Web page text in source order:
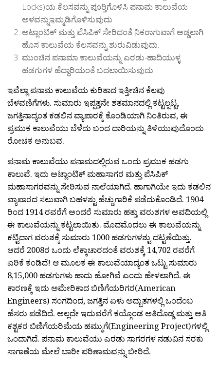
Locks)ಯ ಕೆಲಸವನ್ನು ಪೂರ‍್ತಿಗೊಳಿಸಿ ಪನಾಮ ಕಾಲುವೆಯ
ಅಳವನ್ನುಇಮ್ಮಡಿಗೊಳಿಸುವುದು.
ಅಟ್ಲಾಂಟಿಕ್ ಮತ್ತು ಪೆಸಿಪಿಕ್ ಸೇರಿದಂತೆ ನಿಕರಾಗುವಾಗೆ ಅಡ್ಡಲಾಗಿ
ಹೊಸ ಕಾಲುವೆಯ ಕೆಲಸವನ್ನು ಶುರುವಿಡುವುದು.
ಮುಂಚಿನ ಪನಾಮಾ ಕಾಲುವೆಯನ್ನು ಎರಡು-ಹಾದಿಯುಳ್ಳ
ಹಡಗುಗಳ ಹೆದ್ದಾರಿಯಂತೆ ಬದಲಾಯಿಸುವುದು.
ಇವೆಲ್ಲಾ ಪನಾಮ ಕಾಲುವೆಯ ಕುರಿತಾದ ಇತ್ತೀಚಿನ ಕೆಲವು
ಬೆಳವಣಿಗೆಗಳು. ಸುಮಾರು ಇಪ್ಪತ್ತನೇ ಶತಮಾನದಲ್ಲಿ ಕಟ್ಟಲ್ಪಟ್ಟ,
ಜಗತ್ತಿನಾದ್ಯಂತ ಕಡಲಿನ ವ್ಯಾಪಾರಕ್ಕೆ ಕೊಂಡಿಯಾಗಿ ನಿಂತಿರುವ, ಈ
ಪ್ರಮುಕ ಕಾಲುವೆಯು ಬೆಳೆದು ಬಂದ ದಾರಿಯನ್ನು ತಿಳಿಯುವುದೊಂದು
ರೋಚಕ ಅನುಬವ.
ಪನಾಮ ಕಾಲುವೆಯು ಪನಾಮದಲ್ಲಿರುವ ಒಂದು ಪ್ರಮುಕ ಹಡಗು
ಕಾಲುವೆ. ಇದು ಅಟ್ಲಾಂಟಿಕ್ ಮಹಾಸಾಗರ ಮತ್ತು ಪೆಸಿಪಿಕ್
ಮಹಾಸಾಗರವನ್ನು ಸೇರಿಸುವ ನಾಲೆಯಾಗಿದೆ. ಹಾಗಾಗಿಯೇ ಇದು ಕಡಲಿನ
ವ್ಯಾಪಾರದ ಸಲುವಾಗಿ ಬಹಳಶ್ಟು ಹೆಚ್ಚುಗಾರಿಕೆ ಪಡೆದುಕೊಂಡಿದೆ. 1904
ರಿಂದ 1914 ರವರೆಗೆ ಅಂದರೆ ಸುಮಾರು ಹತ್ತು ವರುಶಗಳ ಅವದಿಯಲ್ಲಿ
ಈ ಕಾಲುವೆಯನ್ನು ಕಟ್ಟಲಾಯಿತು. ಮೊದಮೊದಲು ಈ ಕಾಲುವೆಯನ್ನು
ಕಟ್ಟಿದಾಗ ವರುಶಕ್ಕೆ ಸುಮಾರು 1000 ಹಡಗುಗಳಶ್ಟು ದಟ್ಟಣೆಯಿತ್ತು.
ಆದರೆ 2008ರ ಒಂದು ಲೆಕ್ಕಾಚಾರದಂತೆ ವರುಶಕ್ಕೆ 14,702 ರವರೆಗೆ
ಏರಿಕೆ ಕಂಡಿದೆ! ಆ ಮೂಲಕ ಈ ಕಾಲುವೆಯಾದ್ಯಂತ ಒಟ್ಟು ಸುಮಾರು
8,15,000 ಹಡಗುಗಳು ಹಾದು ಹೋಗಿವೆ ಎಂದು ಹೇಳಲಾಗಿದೆ. ಈ
ಕಾರಣಕ್ಕೆ ಇದು ಅಮೇರಿಕಾದ ಬಿಣಿಗೆಯರಿಗರ(American
Engineers) ಸಂಗದಿಂದ, ಜಗತ್ತಿನ ಏಳು ಅದ್ಬುತಗಳಲ್ಲಿ ಒಂದೆಂಬ
ಹೆಸರು ಪಡೆದಿದೆ. ಅಲ್ಲದೇ ಇದುವರೆಗೆ ಕಯ್ಗೊಂಡ ಅತಿದೊಡ್ಡ ಮತ್ತು ಅತಿ
ಕಶ್ಟಕರ ಬಿಣಿಗೆಯರಿಮೆಯ ಹಮ್ಮುಗೆ(Engineering Project)ಗಳಲ್ಲಿ
ಒಂದಾಗಿದೆ. ಪನಾಮ ಕಾಲುವೆಯು ಎರಡು ಸಾಗರಗಳ ನಡುವಿನ ಸರಕು
ಸಾಗಾಣೆಯ ಮೇಲೆ ಬಾರೀ ಪರಿಣಾಮವನ್ನು ಬೀರಿದೆ.